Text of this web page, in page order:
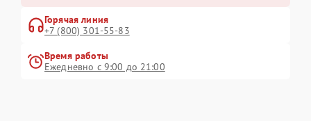
Горячая линия
+7 (800) 301-55-83
Время работы
Ежедневно с 9:00 до 21:00